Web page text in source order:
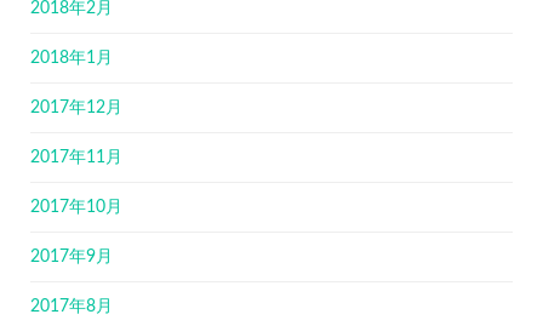
2018年2月
2018年1月
2017年12月
2017年11月
2017年10月
2017年9月
2017年8月